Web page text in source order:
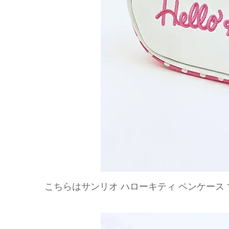
こちらはサンリオ ハローキティ ペンケース